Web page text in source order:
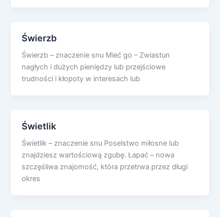
Świerzb
Świerzb – znaczenie snu Mieć go – Zwiastun
nagłych i dużych pieniędzy lub przejściowe
trudności i kłopoty w interesach lub
Świetlik
Świetlik – znaczenie snu Poselstwo miłosne lub
znajdziesz wartościową zgubę. Łapać – nowa
szczęśliwa znajomość, która przetrwa przez długi
okres